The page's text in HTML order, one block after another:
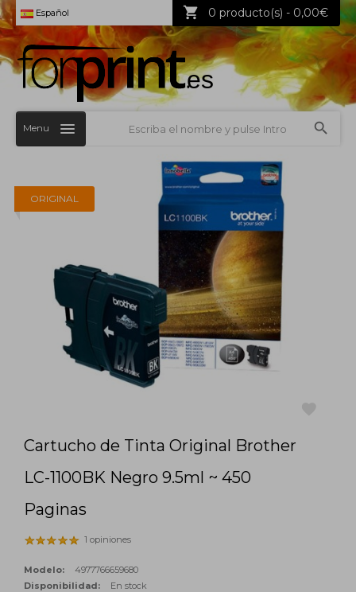
Español 0 producto(s) - 0,00€
Menu
ORIGINAL
Cartucho de Tinta Original Brother
LC-1100BK Negro 9.5ml ~ 450
Paginas
1 opiniones
Modelo:
4977766659680
Disponibilidad:
En stock